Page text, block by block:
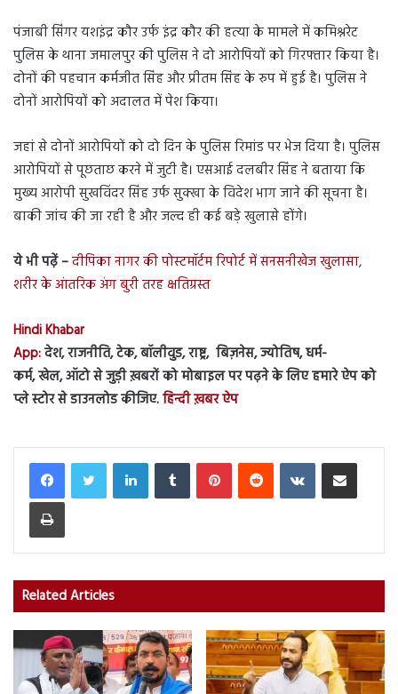
पंजाबी सिंगर यशइंद्र कौर उर्फ इंद्र कौर की हत्या के मामले में कमिश्नरेट
पुलिस के थाना जमालपुर की पुलिस ने दो आरोपियों को गिरफ्तार किया है।
दोनों की पहचान कर्मजीत सिंह और प्रीतम सिंह के रुप में हुई है। पुलिस ने
दोनों आरोपियों को अदालत में पेश किया।
जहां से दोनों आरोपियों को दो दिन के पुलिस रिमांड पर भेज दिया है। पुलिस
आरोपियों से पूछताछ करने में जुटी है। एसआई दलबीर सिंह ने बताया कि
मुख्य आरोपी सुखविंदर सिंह उर्फ सुक्खा के विदेश भाग जाने की सूचना है।
बाकी जांच की जा रही है और जल्द ही कई बड़े खुलासे होंगे।
ये भी पढ़ें –दीपिका नागर की पोस्टमॉर्टम रिपोर्ट में सनसनीखेज खुलासा,
शरीर के आंतरिक अंग बुरी तरह क्षतिग्रस्त
Hindi Khabar
App:देश, राजनीति, टेक, बॉलीवुड, राष्ट्र, बिज़नेस, ज्योतिष, धर्म-
कर्म, खेल, ऑटो से जुड़ी ख़बरों को मोबाइल पर पढ़ने के लिए हमारे ऐप को
प्ले स्टोर से डाउनलोड कीजिए.हिन्दी ख़बर ऐप
LinkedInTumblr PinterestReddit VKontakteShare via Email
Print
Related Articles